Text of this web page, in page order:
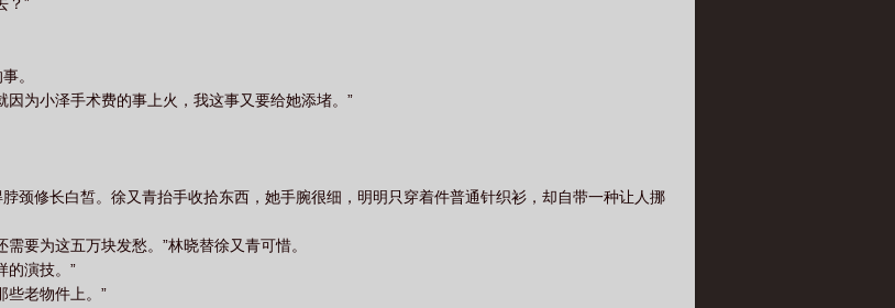
个“妹妹”。-宴会上，有人堵住梁以雪，言语轻佻：“装什么清高？你妈拿捏男人的本事，你不会？”
朵，在墙壁上炸开。所有人仓皇抬头。骆明亭散漫倚着栏杆，半个身子隐在阴影里，居高临下俯
知道他是在替她解围，还是在宣告别的什么。-雨夜。车窗上水流如注，车厢内逼仄昏暗。骆明亭
交男朋友了？”梁以雪别过脸，没说话。骆明亭捏住她下巴，逼她转过来，眼底有暗火：“他要回
如期离开，可骆明亭偏不放手。家中又出变故，她走投无路，去求骆明亭。他身上有未散的夜露
蹭过她的唇，“拿什么求？”她睫毛颤得厉害。他忽然笑了，低头，吻了吻她簌簌发抖的眼睫，气息
，圈子都在传，骆家太子爷竟在母亲面前跪了整夜。后来他才懂，从来不是雪困在他掌心，是他
差7岁，她逃他追，狗血酸涩极致拉扯3.男女主不在一个户口本，无血缘关系4.男主非好人，但身
。
为小泽手术费的事上火，我这事又要给她添堵。”
颈修长白皙。徐又青抬手收拾东西，她手腕很细，明明只穿着件普通针织衫，却自带一种让人挪
要为这五万块发愁。”林晓替徐又青可惜。
的演技。”
些老物件上。”